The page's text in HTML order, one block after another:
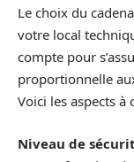
Le choix du
votre local
compte pour
proportionnelle
Voici les aspects à
Niveau de